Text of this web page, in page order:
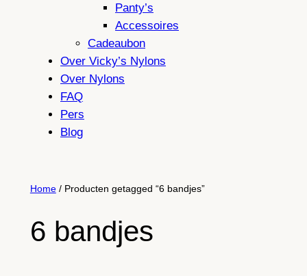
Panty’s
Accessoires
Cadeaubon
Over Vicky’s Nylons
Over Nylons
FAQ
Pers
Blog
Home/ Producten getagged “6 bandjes”
6 bandjes